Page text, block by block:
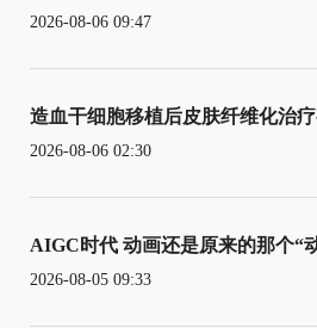
2026-08-06 09:47
造血干细胞移植后皮肤纤维化治
2026-08-06 02:30
AIGC时代 动画还是原来的那个“
2026-08-05 09:33